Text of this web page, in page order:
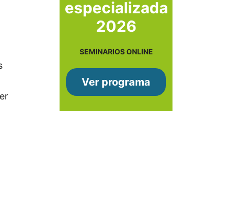
especializada
2026
SEMINARIOS ONLINE
Ver programa